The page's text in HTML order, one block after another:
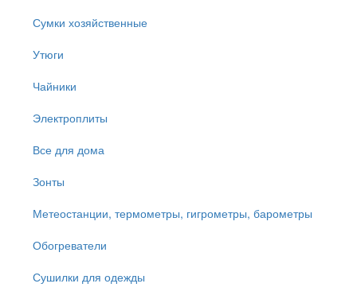
Сумки хозяйственные
Утюги
Чайники
Электроплиты
Все для дома
Зонты
Метеостанции, термометры, гигрометры, барометры
Обогреватели
Сушилки для одежды